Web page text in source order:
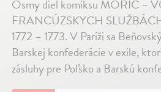
Ôsmy diel komiksu MÓRIC –
FRANCÚZSKYCH
1772 – 1773. V Paríži sa
Barskej konfederácie v exile,
zásluhy pre Poľsko a Barskú